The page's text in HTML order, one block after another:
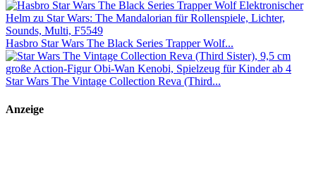
Hasbro Star Wars The Black Series Trapper Wolf...
Star Wars The Vintage Collection Reva (Third...
Anzeige